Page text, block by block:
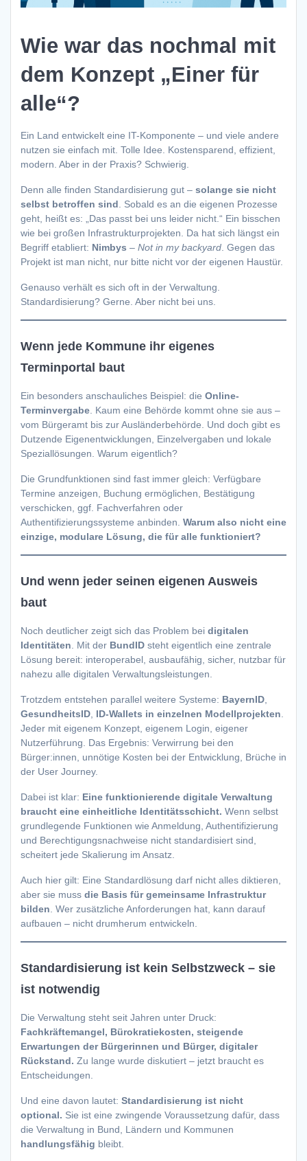
Wie war das nochmal mit
dem Konzept „Einer für
alle“?
Ein Land entwickelt eine IT-Komponente – und viele andere
nutzen sie einfach mit. Tolle Idee. Kostensparend, effizient,
modern. Aber in der Praxis? Schwierig.
Denn alle finden Standardisierung gut – solange sie nicht
selbst betroffen sind. Sobald es an die eigenen Prozesse
geht, heißt es: „Das passt bei uns leider nicht.“ Ein bisschen
wie bei großen Infrastrukturprojekten. Da hat sich längst ein
Begriff etabliert: Nimbys – Not in my backyard. Gegen das
Projekt ist man nicht, nur bitte nicht vor der eigenen Haustür.
Genauso verhält es sich oft in der Verwaltung.
Standardisierung? Gerne. Aber nicht bei uns.
Wenn jede Kommune ihr eigenes
Terminportal baut
Ein besonders anschauliches Beispiel: die Online-
Terminvergabe. Kaum eine Behörde kommt ohne sie aus –
vom Bürgeramt bis zur Ausländerbehörde. Und doch gibt es
Dutzende Eigenentwicklungen, Einzelvergaben und lokale
Speziallösungen. Warum eigentlich?
Die Grundfunktionen sind fast immer gleich: Verfügbare
Termine anzeigen, Buchung ermöglichen, Bestätigung
verschicken, ggf. Fachverfahren oder
Authentifizierungssysteme anbinden. Warum also nicht eine
einzige, modulare Lösung, die für alle funktioniert?
Und wenn jeder seinen eigenen Ausweis
baut
Noch deutlicher zeigt sich das Problem bei digitalen
Identitäten. Mit der BundID steht eigentlich eine zentrale
Lösung bereit: interoperabel, ausbaufähig, sicher, nutzbar für
nahezu alle digitalen Verwaltungsleistungen.
Trotzdem entstehen parallel weitere Systeme: BayernID,
GesundheitsID, ID-Wallets in einzelnen Modellprojekten.
Jeder mit eigenem Konzept, eigenem Login, eigener
Nutzerführung. Das Ergebnis: Verwirrung bei den
Bürger:innen, unnötige Kosten bei der Entwicklung, Brüche in
der User Journey.
Dabei ist klar: Eine funktionierende digitale Verwaltung
braucht eine einheitliche Identitätsschicht. Wenn selbst
grundlegende Funktionen wie Anmeldung, Authentifizierung
und Berechtigungsnachweise nicht standardisiert sind,
scheitert jede Skalierung im Ansatz.
Auch hier gilt: Eine Standardlösung darf nicht alles diktieren,
aber sie muss die Basis für gemeinsame Infrastruktur
bilden. Wer zusätzliche Anforderungen hat, kann darauf
aufbauen – nicht drumherum entwickeln.
Standardisierung ist kein Selbstzweck – sie
ist notwendig
Die Verwaltung steht seit Jahren unter Druck:
Fachkräftemangel, Bürokratiekosten, steigende
Erwartungen der Bürgerinnen und Bürger, digitaler
Rückstand. Zu lange wurde diskutiert – jetzt braucht es
Entscheidungen.
Und eine davon lautet: Standardisierung ist nicht
optional. Sie ist eine zwingende Voraussetzung dafür, dass
die Verwaltung in Bund, Ländern und Kommunen
handlungsfähig bleibt.